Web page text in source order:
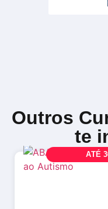
Outros
te
ATÉ 3